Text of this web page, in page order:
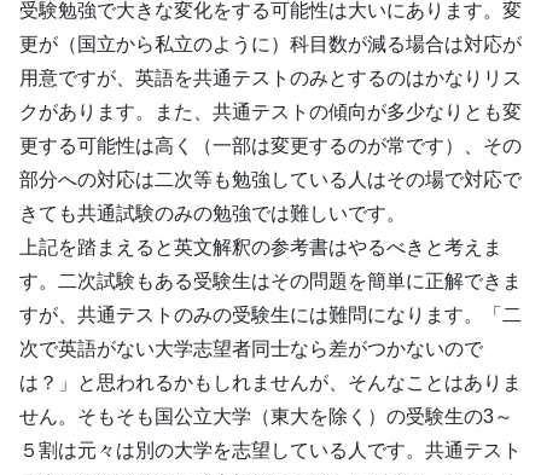
受験勉強で大きな変化をする可能性は大いにあります。変
更が（国立から私立のように）科目数が減る場合は対応が
用意ですが、英語を共通テストのみとするのはかなりリス
クがあります。また、共通テストの傾向が多少なりとも変
更する可能性は高く（一部は変更するのが常です）、その
部分への対応は二次等も勉強している人はその場で対応で
きても共通試験のみの勉強では難しいです。
上記を踏まえると英文解釈の参考書はやるべきと考えま
す。二次試験もある受験生はその問題を簡単に正解できま
すが、共通テストのみの受験生には難問になります。「二
次で英語がない大学志望者同士なら差がつかないので
は？」と思われるかもしれませんが、そんなことはありま
せん。そもそも国公立大学（東大を除く）の受験生の3～
５割は元々は別の大学を志望している人です。共通テスト